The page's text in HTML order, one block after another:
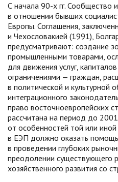
С начала 90-х гг. Сообщество
в отношении бывших
Европы. Соглашения,
и Чехословакией (1991),
предусматривают: создание
промышленными товарами,
для движения услуг,
ограничениями — граждан,
в политической и культурной
интеграционного
право восточноевропейских
рассчитана на период до
от особенностей той или иной
в ЕЭП должно оказать
в проведении глубоких
преодолении существующего
хозяйственного развития со